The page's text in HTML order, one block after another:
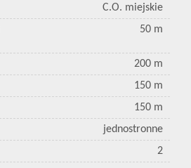
C.O. miejskie
50 m
200 m
150 m
150 m
jednostronne
2